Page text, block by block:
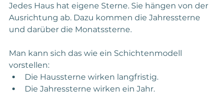
Jedes Haus hat eigene Sterne. Sie hängen von der
Ausrichtung ab. Dazu kommen die Jahressterne
und darüber die Monatssterne.
Man kann sich das wie ein Schichtenmodell
vorstellen:
Die Haussterne wirken langfristig.
Die Jahressterne wirken ein Jahr.